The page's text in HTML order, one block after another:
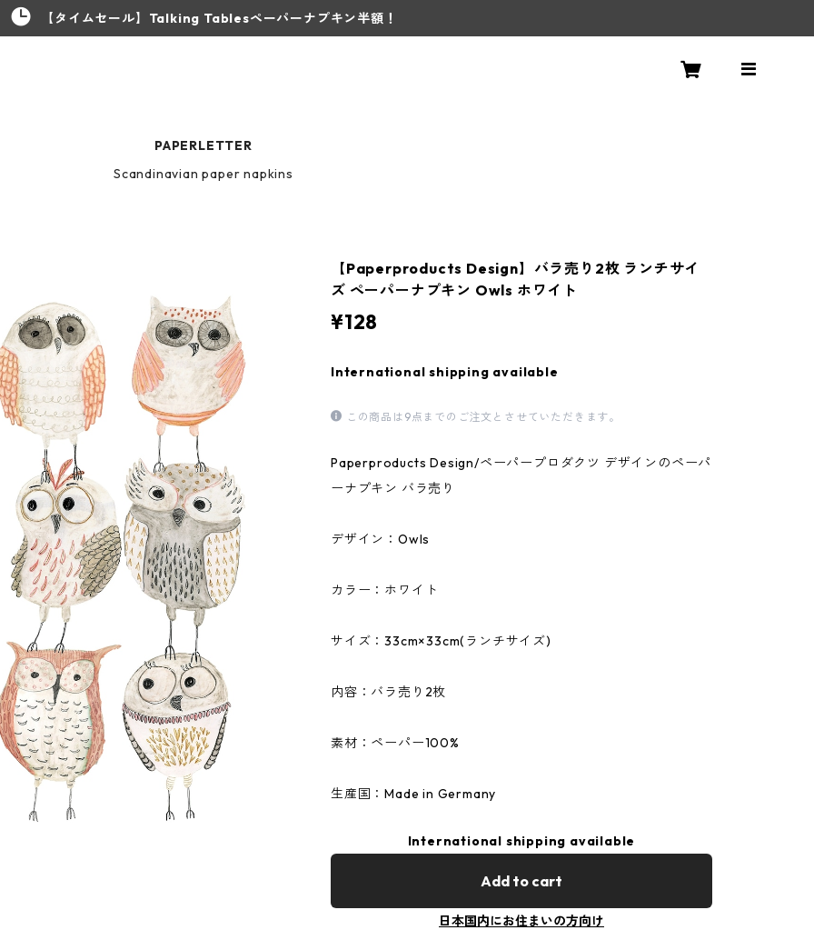
【タイムセール】Talking Tablesペーパーナプキン半額！
PAPERLETTER
Scandinavian paper napkins
【Paperproducts Design】バラ売り2枚 ランチサイ
ズ ペーパーナプキン Owls ホワイト
¥128
International shipping available
この商品は9点までのご注文とさせていただきます。
Paperproducts Design/ペーパープロダクツ デザインのペーパ
ーナプキン バラ売り
デザイン：Owls
カラー：ホワイト
サイズ：33cm×33cm(ランチサイズ)
内容：バラ売り2枚
素材：ペーパー100%
生産国：Made in Germany
International shipping available
Add to cart
日本国内にお住まいの方向け